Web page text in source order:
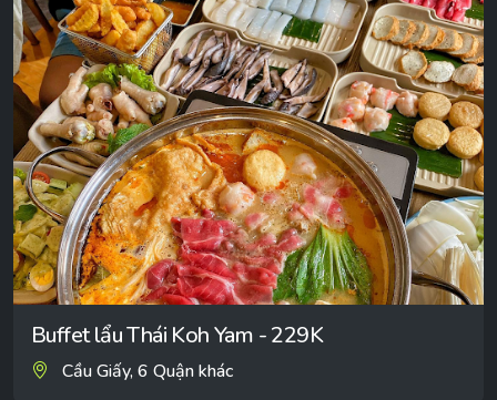
Buffet lẩu Thái Koh Yam - 229K
Cầu Giấy, 6 Quận khác